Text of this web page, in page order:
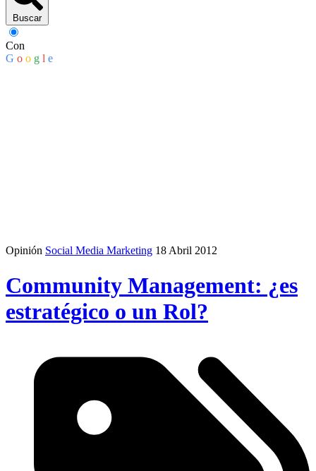
Buscar
Con
G o o g l e
Opinión Social Media Marketing 18 Abril 2012
Community Management: ¿es
estratégico o un Rol?